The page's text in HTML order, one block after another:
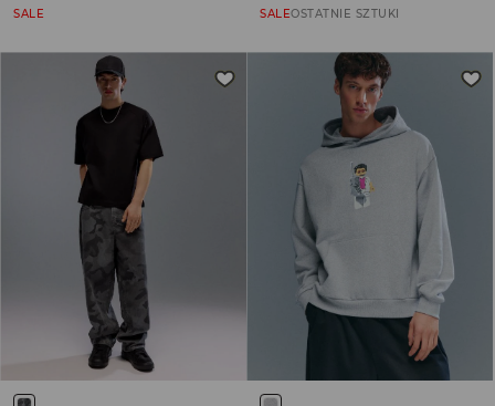
SALE SALEOSTATNIE SZTUKI